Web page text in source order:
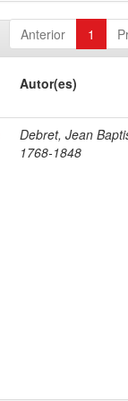
Anterior 1
Autor(es)
Debret, Jean
1768-1848